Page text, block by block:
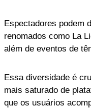
Espectadores podem
renomados como La
além de eventos de
Essa diversidade é
mais saturado de
que os usuários